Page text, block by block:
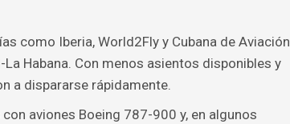
como Iberia, World2Fly y Cubana de Aviación
Habana. Con menos asientos disponibles y
a dispararse rápidamente.
aviones Boeing 787-900 y, en algunos